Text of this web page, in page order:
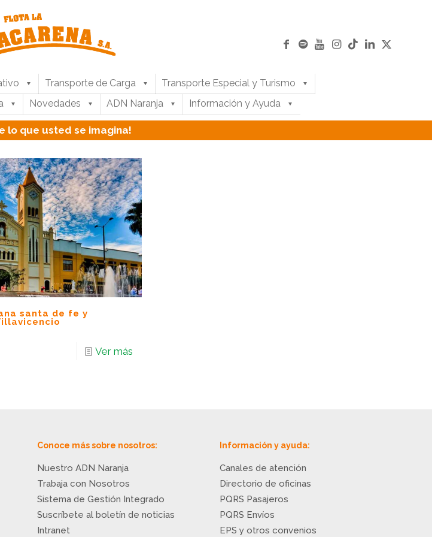
Transporte de Carga
Transporte Especial y Turismo
Novedades ADN Naranja Información y Ayuda
lo que usted se imagina!
santa de fe y
Ver más
Conoce más sobre nosotros:
Nuestro ADN Naranja
Trabaja con Nosotros
Sistema de Gestión Integrado
Suscríbete al boletín de noticias
Intranet
Información y ayuda:
Canales de atención
Directorio de oficinas
PQRS Pasajeros
PQRS Envíos
EPS y otros convenios